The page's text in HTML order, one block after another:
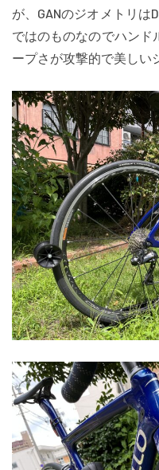
が、GANのジオメトリは
ではのものなのでハンド
ープさが攻撃的で美しい